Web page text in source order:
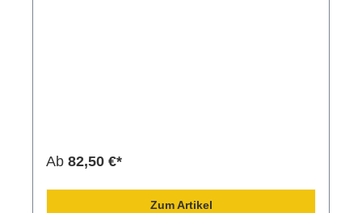
Ab 82,50 €*
Zum Artikel